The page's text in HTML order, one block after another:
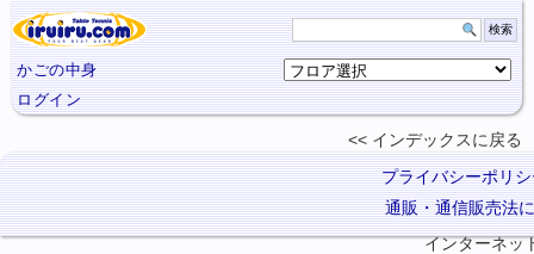
かごの中身
ログイン
インデックスに 戻る
プライバシーポリ
通販・通信販売法
インターネッ